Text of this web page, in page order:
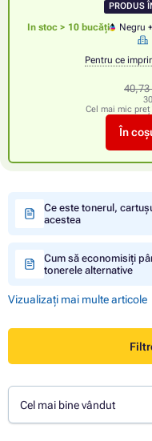
PRODUS
In stoc > 10 bucăți Negru
Pentru ce
40,73
Cel mai mic
În
Ce este tonerul,
acestea
Cum să economisiți
tonerele alternative
Vizualizați mai multe articole
Cel mai bine vândut